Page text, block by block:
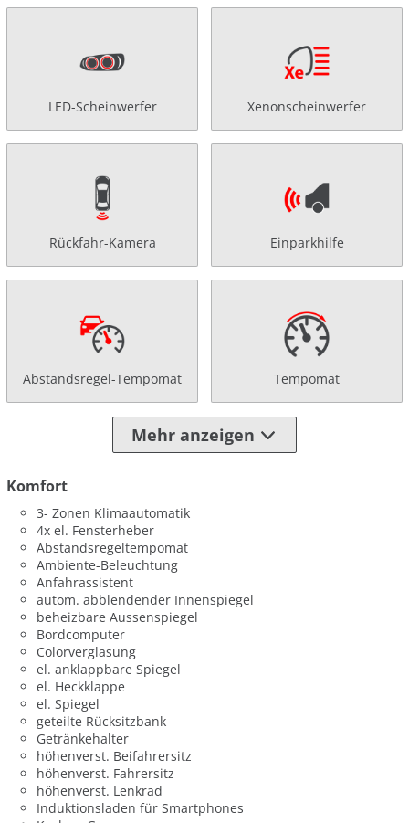
LED-Scheinwerfer Xenonscheinwerfer
Rückfahr-Kamera Einparkhilfe
Abstandsregel-Tempomat Tempomat
Mehr anzeigen
Komfort
3- Zonen Klimaautomatik
4x el. Fensterheber
Abstandsregeltempomat
Ambiente-Beleuchtung
Anfahrassistent
autom. abblendender Innenspiegel
beheizbare Aussenspiegel
Bordcomputer
Colorverglasung
el. anklappbare Spiegel
el. Heckklappe
el. Spiegel
geteilte Rücksitzbank
Getränkehalter
höhenverst. Beifahrersitz
höhenverst. Fahrersitz
höhenverst. Lenkrad
Induktionsladen für Smartphones